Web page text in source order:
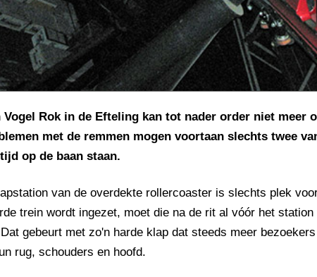
Vogel Rok in de Efteling kan tot nader order niet meer
met de remmen mogen voortaan slechts twee
op de baan staan.
van de overdekte rollercoaster is slechts plek
trein wordt ingezet, moet die na de rit al vóór het
gebeurt met zo'n harde klap dat steeds meer
rug, schouders en hoofd.